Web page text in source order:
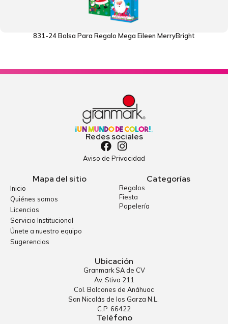
831-24 Bolsa Para Regalo Mega Eileen MerryBright
Redes sociales
Aviso de Privacidad
Mapa del sitio
Inicio
Quiénes somos
Licencias
Servicio Institucional
Únete a nuestro equipo
Sugerencias
Categorías
Regalos
Fiesta
Papelería
Ubicación
Granmark SA de CV
Av. Stiva 211
Col. Balcones de Anáhuac
San Nicolás de los Garza N.L.
C.P. 66422
Teléfono